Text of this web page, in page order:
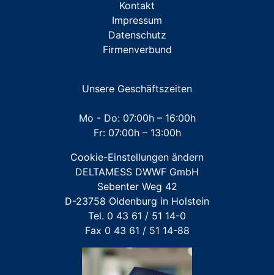
ZUBEHÖR Messkapsel TKS
ZUBEHÖR Messkapsel KOAX G2
ZUBEHÖR Werkzeuge
Großwasserzähler
Für FREMDFABRIKATE: Wasserzähler für Austausch-
und Erstinstallation
Kontakt
Impressum
Datenschutz
Firmenverbund
Unsere Geschäftszeiten
Mo - Do: 07:00h – 16:00h
Fr: 07:00h – 13:00h
Cookie-Einstellungen ändern
DELTAMESS DWWF GmbH
Sebenter Weg 42
D-23758 Oldenburg in Holstein
Tel. 0 43 61 / 51 14-0
Fax 0 43 61 / 51 14-88